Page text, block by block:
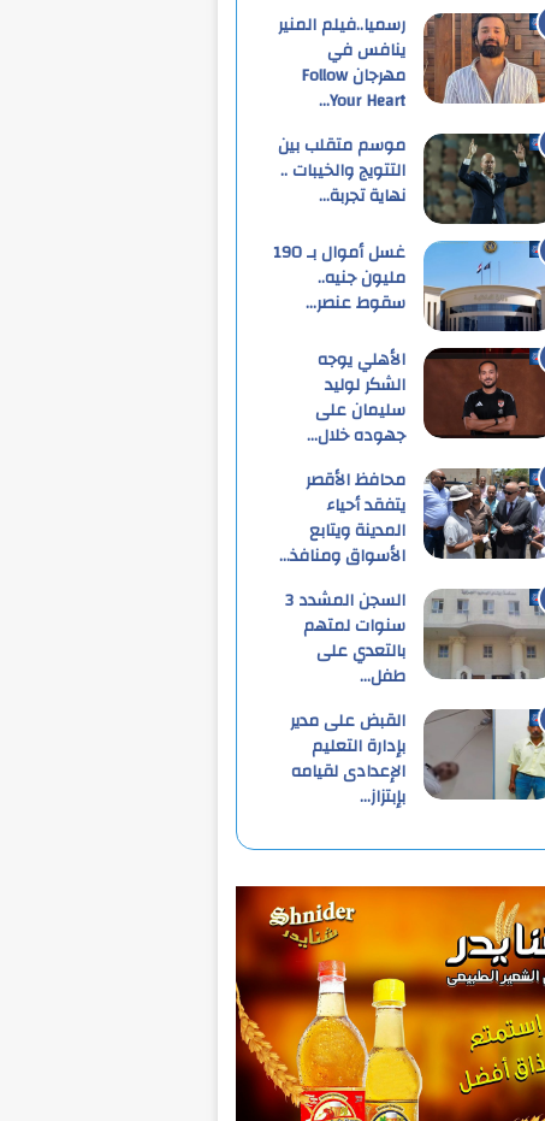
رسميا..فيلم المنير
ينافس في
مهرجان Follow
Your Heart…
موسم متقلب بين
التتويج والخيبات ..
نهاية تجربة…
غسل أموال بـ 190
مليون جنيه..
سقوط عنصر…
الأهلي يوجه
الشكر لوليد
سليمان على
جهوده خلال…
محافظ الأقصر
يتفقد أحياء
المدينة ويتابع
الأسواق ومنافذ…
السجن المشدد 3
سنوات لمتهم
بالتعدي على
طفل…
القبض على مدير
بإدارة التعليم
الإعدادى لقيامه
بإبتزاز…